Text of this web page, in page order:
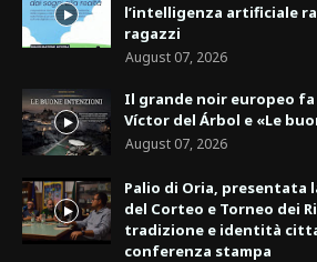
l’intelligenza artificiale
ragazzi
August 07, 2026
Il grande noir europeo
Víctor del Árbol e «Le
August 07, 2026
Palio di Oria, presentata
del Corteo e Torneo dei
tradizione e identità
conferenza stampa